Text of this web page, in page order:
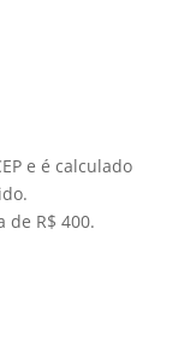
e é calculado
de R$ 400.